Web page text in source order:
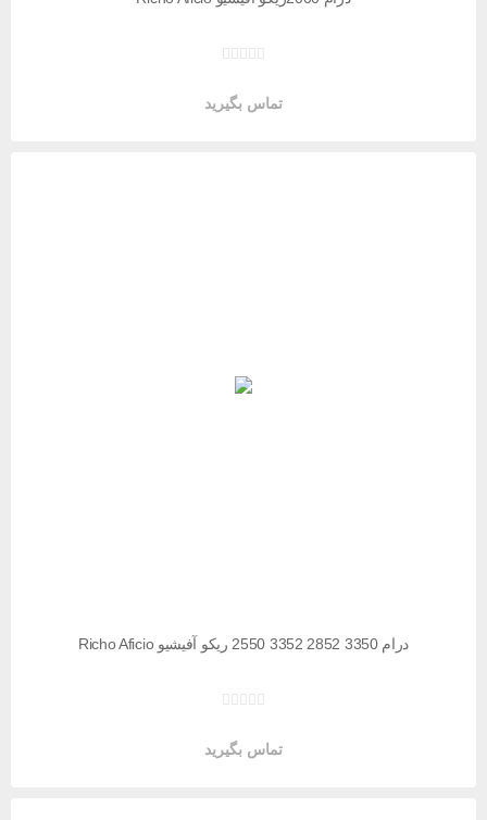
تماس بگیرید
درام 3350 2852 3352 2550 ریکو آفیشیو Richo Aficio
تماس بگیرید